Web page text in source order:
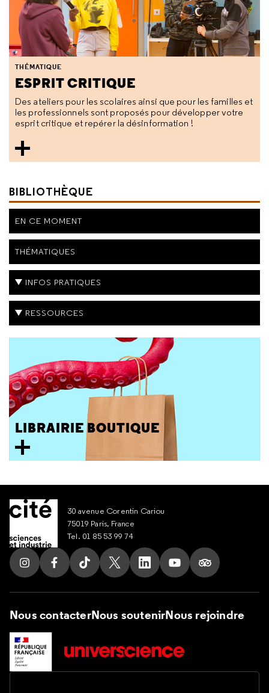
ESPRIT CRITIQUE
THÉMATIQUE
Des ateliers pour les scolaires ainsi que pour les familles et
les professionnels sont proposés pour développer votre
esprit critique et repérer la désinformation !
BIBLIOTHÈQUE
EN CE MOMENT
THÉMATIQUES
INFOS PRATIQUES
RESSOURCES
LIBRAIRIE BOUTIQUE
30 avenue Corentin Cariou
75019 Paris, France
Tel. 01 85 53 99 74
Suivez nous sur Instagram
Suivez nous sur Facebook
Suivez nous sur Tik Tok
Suivez nous sur X
Suivez nous sur LinkedIn
Suivez nous sur
Suivez nous
Nous contacterNous soutenirNous rejoindre